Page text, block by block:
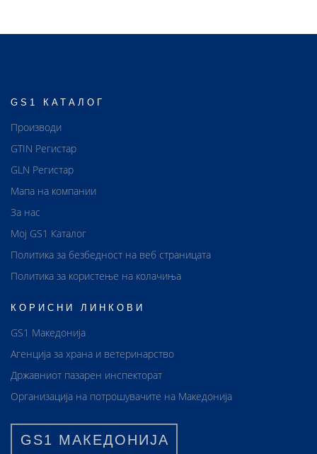
GS1 КАТАЛОГ
Производи
GTIN Регистар
GLN Регистар
Мапа на компании
За нас
Мој GS1 Каталог
Политика за безбедност на веб страницата
Политика за користење на колачиња
КОРИСНИ ЛИНКОВИ
GS1 Македонија
Агенција за храна и ветеринарство
Државниот пазарен инспекторат
Организација на потрошувачите на Македонија
GS1 МАКЕДОНИЈА